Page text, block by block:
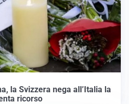
la Svizzera nega all’Italia la
ricorso